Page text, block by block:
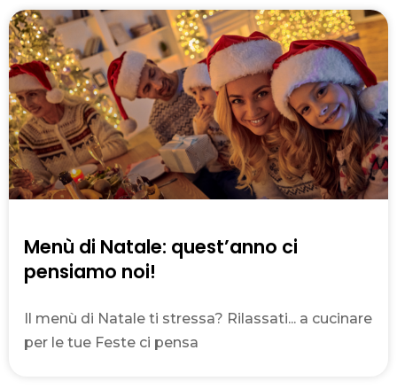
Menù di Natale: quest’anno ci
pensiamo noi!
Il menù di Natale ti stressa? Rilassati... a cucinare
per le tue Feste ci pensa